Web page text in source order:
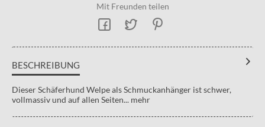
Mit Freunden teilen
BESCHREIBUNG
Dieser Schäferhund Welpe als Schmuckanhänger ist schwer,
vollmassiv und auf allen Seiten... mehr